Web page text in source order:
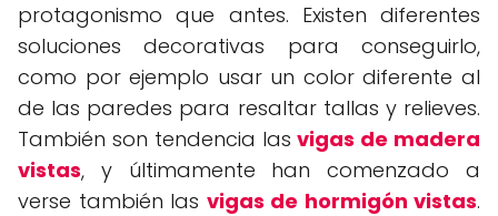
protagonismo que antes. Existen diferentes
soluciones decorativas para conseguirlo,
como por ejemplo usar un color diferente al
de las paredes para resaltar tallas y relieves.
También son tendencia lasvigas de madera
vistas, y últimamente han comenzado a
verse también las vigas de hormigón vistas.